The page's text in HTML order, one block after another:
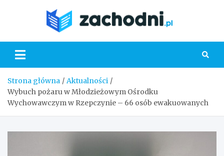
Strona główna
Aktualności
Wybuch pożaru w Młodzieżowym Ośrodku
Wychowawczym w Rzepczynie – 66 osób ewakuowanych